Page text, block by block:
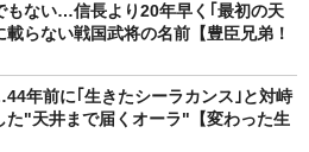
もない…信長より20年早く｢最初の天
らない戦国武将の名前【豊臣兄弟！
年前に｢生きたシーラカンス｣と対峙
た"天井まで届くオーラ"【変わった生